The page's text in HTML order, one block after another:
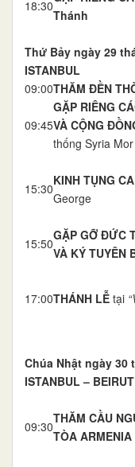
18:30
Thánh
Thứ Bảy ngày 29
ISTANBUL
09:00THĂM ĐỀN
09:45
GẶP RIÊNG
VÀ CỘNG
thống Syria
15:30
KINH TỤNG CA
George
15:50
GẶP GỠ ĐỨC
VÀ KÝ TUYÊN
17:00THÁNH LỄ tại
Chúa Nhật ngày 30
ISTANBUL – BEIRUT
09:30
THĂM CẦU
TÒA